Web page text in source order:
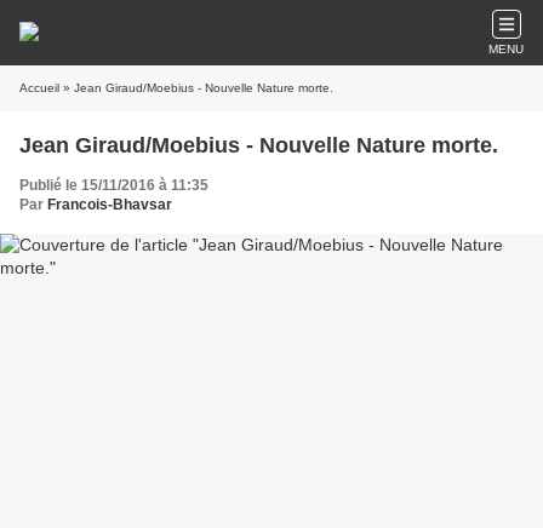
MENU
Accueil » Jean Giraud/Moebius - Nouvelle Nature morte.
Jean Giraud/Moebius - Nouvelle Nature morte.
Publié le 15/11/2016 à 11:35
Par Francois-Bhavsar